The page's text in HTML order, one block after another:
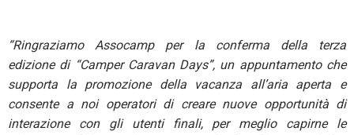
“Ringraziamo Assocamp per la conferma della terza
edizione di “Camper Caravan Days”, un appuntamento che
supporta la promozione della vacanza all’aria aperta e
consente a noi operatori di creare nuove opportunità di
interazione con gli utenti finali, per meglio capirne le